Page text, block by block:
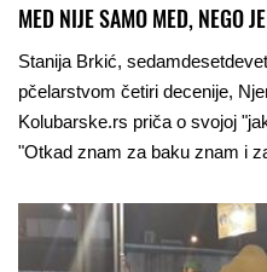
MED NIJE SAMO MED, NEGO
Stanija Brkić,
pčelarstvom četiri decenije,
Kolubarske.rs priča o svojoj
"Otkad znam za baku znam i